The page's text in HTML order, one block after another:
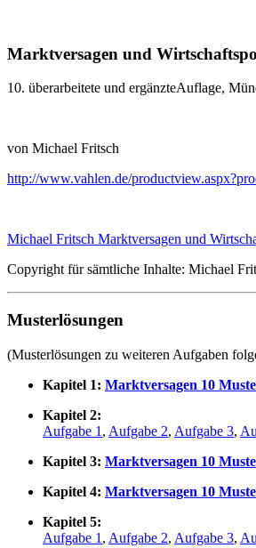
Marktversagen und
10. überarbeitete und ergänzteAuflage,
von Michael Fritsch
http://www.vahlen.de/
Michael Fritsch Marktversagen und
Copyright für sämtliche Inhalte: Michael
Musterlösungen
(Musterlösungen zu weiteren Aufgaben
Kapitel 1: Marktversagen 10
Kapitel 2:
Aufgabe 1 , Aufgabe 2, Aufgabe 3,
Kapitel 3: Marktversagen 10
Kapitel 4: Marktversagen 10
Kapitel 5:
Aufgabe 1 , Aufgabe 2, Aufgabe 3,